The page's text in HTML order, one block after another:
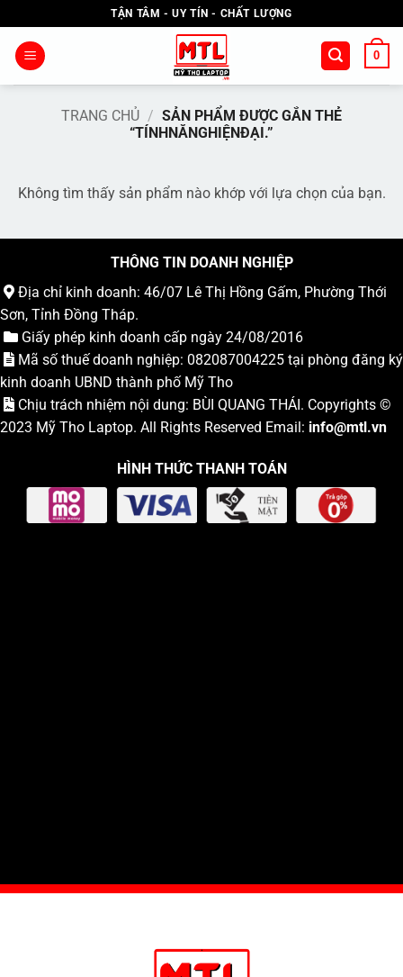
qua
nội
TẬN TÂM - UY TÍN - CHẤT LƯỢNG
0
TRANG CHỦ / SẢN PHẨM ĐƯỢC GẮN THẺ
“TÍNHNĂNGHIỆNĐẠI.”
Không tìm thấy sản phẩm nào khớp với lựa chọn của bạn.
THÔNG TIN DOANH NGHIỆP
Địa chỉ kinh doanh: 46/07 Lê Thị Hồng Gấm, Phường Thới
Sơn, Tỉnh Đồng Tháp.
Giấy phép kinh doanh cấp ngày 24/08/2016
Mã số thuế doanh nghiệp: 082087004225 tại phòng đăng ký
kinh doanh UBND thành phố Mỹ Tho
Chịu trách nhiệm nội dung: BÙI QUANG THÁI. Copyrights ©
2023 Mỹ Tho Laptop. All Rights Reserved Email: info@mtl.vn
HÌNH THỨC THANH TOÁN